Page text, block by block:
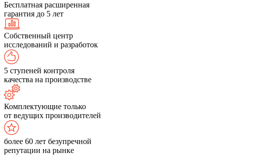
Бесплатная расширенная
гарантия до 5 лет
Собственный центр
исследований и разработок
5 ступеней контроля
качества на производстве
Комплектующие только
от ведущих производителей
более 60 лет безупречной
репутации на рынке